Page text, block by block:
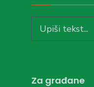
for:
Za građane